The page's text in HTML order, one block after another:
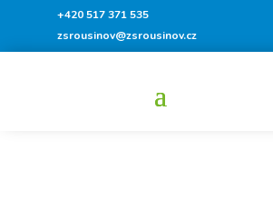
+420 517 371 535
zsrousinov@zsrousinov.cz